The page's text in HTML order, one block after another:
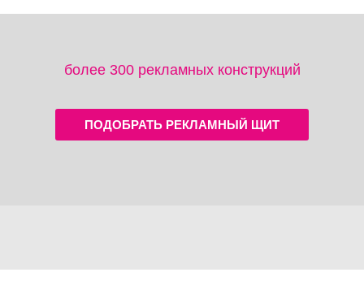
более 300 рекламных конструкций
ПОДОБРАТЬ РЕКЛАМНЫЙ ЩИТ